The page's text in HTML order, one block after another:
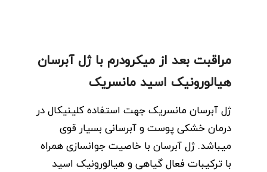
مراقبت بعد از میکرودرم با ژل آبرسان
هیالورونیک اسید مانسریک
ژل آبرسان مانسریک جهت استفاده کلینیکال در
درمان خشکی پوست و آبرسانی بسیار قوی
میباشد. ژل آبرسان با خاصیت جوانسازی همراه
با ترکیبات فعال گیاهی و هیالورونیک اسید